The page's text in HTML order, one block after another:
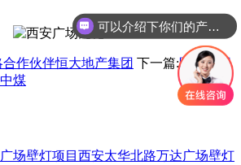
作伙伴恒大地产集团 下一篇:陕西太阳
煤
西安太华北路万达广场壁灯
可以介绍下你们的产品么